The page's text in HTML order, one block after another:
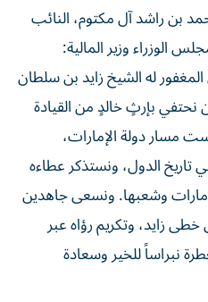
بن راشد آل مكتوم، النائب
الوزراء وزير المالية:
له الشيخ زايد بن سلطان
نحتفي بإرثٍ خالدٍ من القيادة
مسار دولة الإمارات،
الدول، ونستذكر عطاءه
وشعبها. ونسعى جاهدين
زايد، وتكريم رؤاه عبر
نبراساً للخير وسعادة